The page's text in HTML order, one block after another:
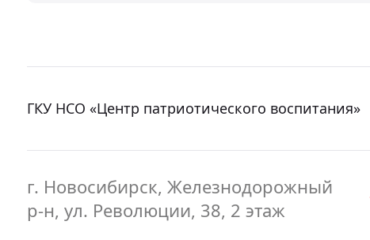
ГКУ НСО «Центр патриотического воспитания»
г. Новосибирск, Железнодорожный
р-н, ул. Революции, 38, 2 этаж